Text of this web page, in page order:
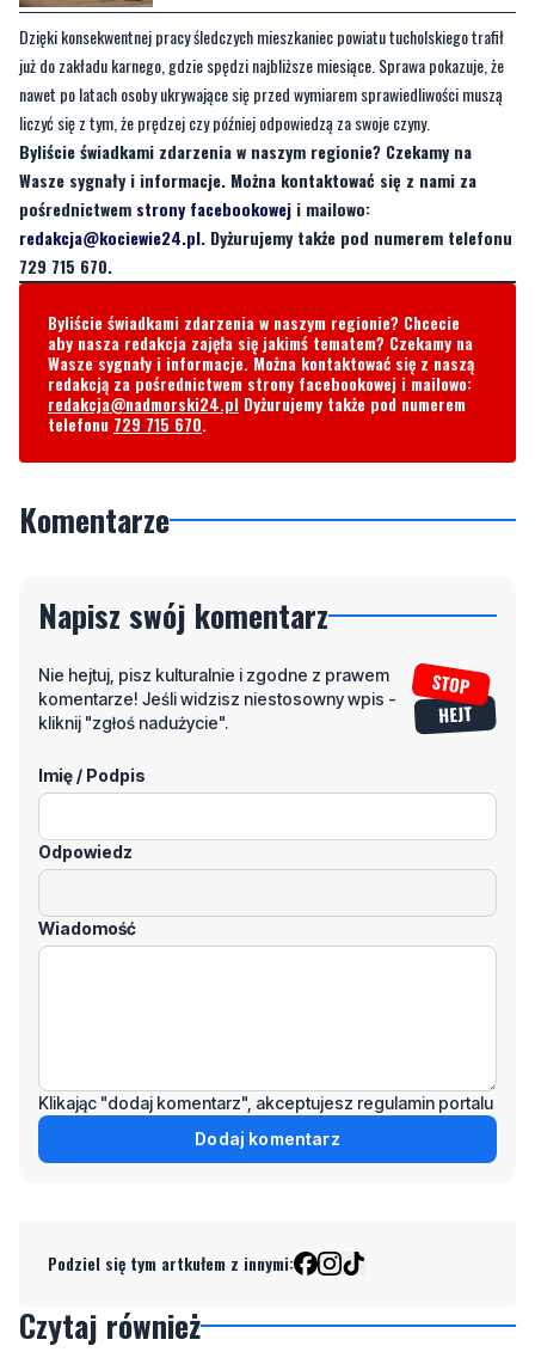
Dzięki konsekwentnej pracy śledczych mieszkaniec powiatu tucholskiego trafił
już do zakładu karnego, gdzie spędzi najbliższe miesiące. Sprawa pokazuje, że
nawet po latach osoby ukrywające się przed wymiarem sprawiedliwości muszą
liczyć się z tym, że prędzej czy później odpowiedzą za swoje czyny.
Byliście świadkami zdarzenia w naszym regionie? Czekamy na
Wasze sygnały i informacje. Można kontaktować się z nami za
pośrednictwem strony facebookowej i mailowo:
redakcja@kociewie24.pl. Dyżurujemy także pod numerem telefonu
729 715 670.
Byliście świadkami zdarzenia w naszym regionie? Chcecie
aby nasza redakcja zajęła się jakimś tematem? Czekamy na
Wasze sygnały i informacje. Można kontaktować się z naszą
redakcją za pośrednictwem strony facebookowej i mailowo:
redakcja@nadmorski24.pl Dyżurujemy także pod numerem
telefonu 729 715 670.
Komentarze
Napisz swój komentarz
Nie hejtuj, pisz kulturalnie i zgodne z prawem
komentarze! Jeśli widzisz niestosowny wpis -
kliknij "zgłoś nadużycie".
Imię / Podpis
Odpowiedz
Wiadomość
Klikając "dodaj komentarz", akceptujesz regulamin portalu
Dodaj komentarz
Podziel się tym artkułem z innymi:
Czytaj również